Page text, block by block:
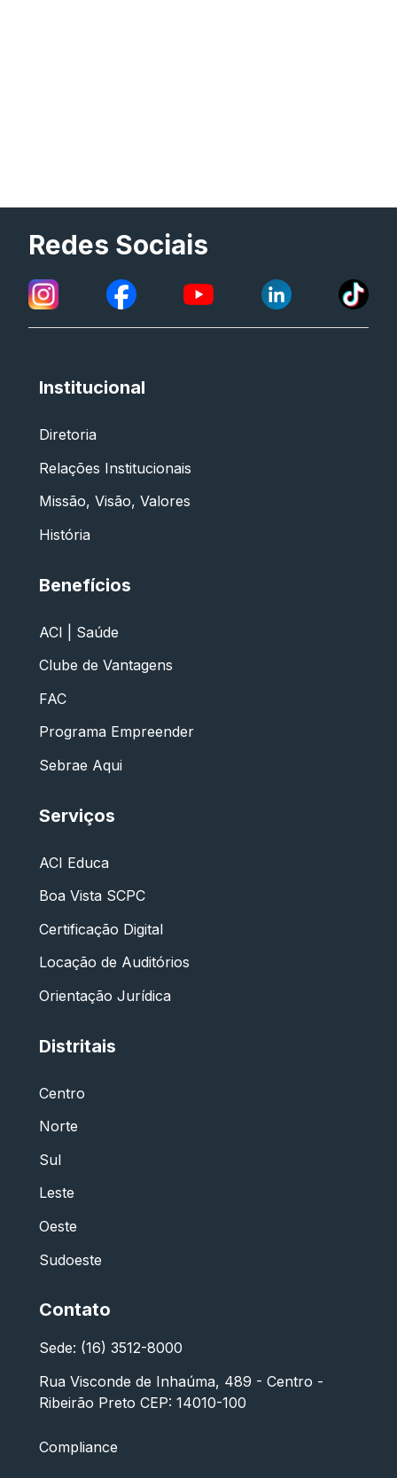
Redes Sociais
Institucional
Diretoria
Relações Institucionais
Missão, Visão, Valores
História
Benefícios
ACI | Saúde
Clube de Vantagens
FAC
Programa Empreender
Sebrae Aqui
Serviços
ACI Educa
Boa Vista SCPC
Certificação Digital
Locação de Auditórios
Orientação Jurídica
Distritais
Centro
Norte
Sul
Leste
Oeste
Sudoeste
Contato
Sede: (16) 3512-8000
Rua Visconde de Inhaúma, 489 - Centro -
Ribeirão Preto CEP: 14010-100
Compliance